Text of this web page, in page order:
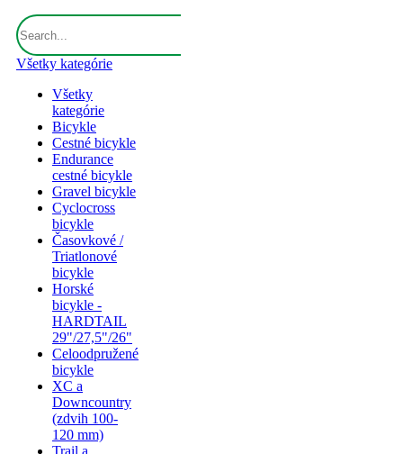
Všetky kategórie
Všetky
kategórie
Bicykle
Cestné bicykle
Endurance
cestné bicykle
Gravel bicykle
Cyclocross
bicykle
Časovkové /
Triatlonové
bicykle
Horské
bicykle -
HARDTAIL
29"/27,5"/26"
Celoodpružené
bicykle
XC a
Downcountry
(zdvih 100-
120 mm)
Trail a